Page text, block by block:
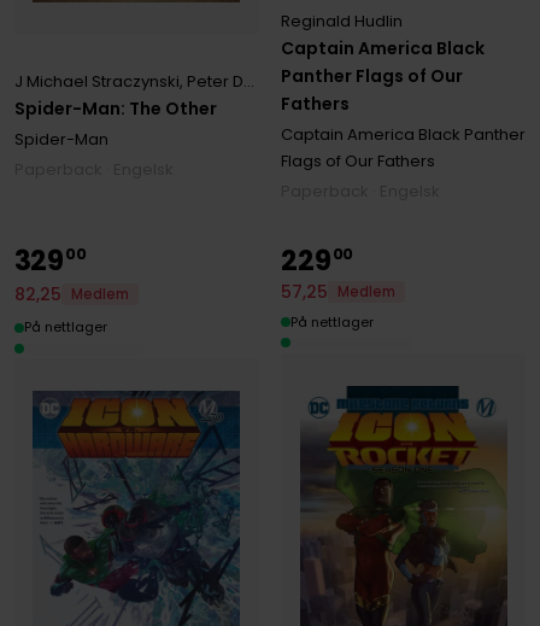
Spider-Man: The Other
J Michael Straczynski, Peter David ,Reginald Hudlin
Spider-Man
Captain America Black
Panther Flags of Our
Fathers
Reginald Hudlin
Captain America Black Panther
Flags of Our Fathers
32900
82,25
Medlem
På nettlager
22900
57,25
Medlem
På nettlager